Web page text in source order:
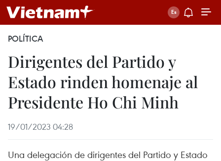
POLÍTICA
Dirigentes del Partido y
Estado rinden homenaje al
Presidente Ho Chi Minh
19/01/2023 04:28
Una delegación de dirigentes del Partido y Estado